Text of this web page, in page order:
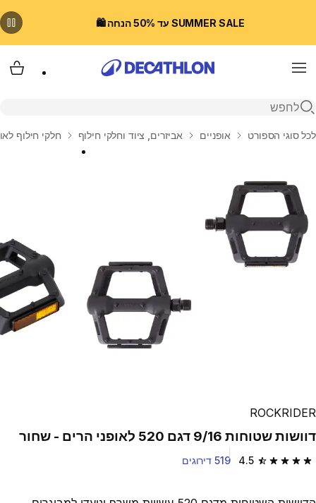
SUMMER SALE עד 50% הנחה 🛍️
Menu
פתיחת חיפוש
בית
לכל סוגי הספורט אופניים אביזרים, ציוד וחלקי חילוף חלקי חילוף
ROCKRIDER
דוושות שטוחות 9/16 דגם 520 לאופני הרים - שחור
4.5 4.5 out of 5 stars from 519 reviews 519 דירוגים